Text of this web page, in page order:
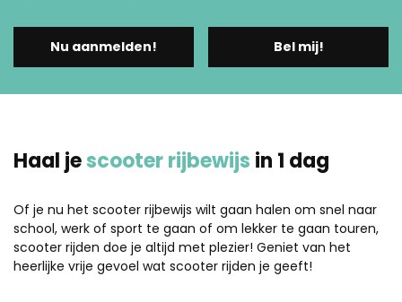
Nu aanmelden! Bel mij!
Haal jescooter rijbewijs in 1 dag
Of je nu het scooter rijbewijs wilt gaan halen om snel naar
school, werk of sport te gaan of om lekker te gaan touren,
scooter rijden doe je altijd met plezier! Geniet van het
heerlijke vrije gevoel wat scooter rijden je geeft!